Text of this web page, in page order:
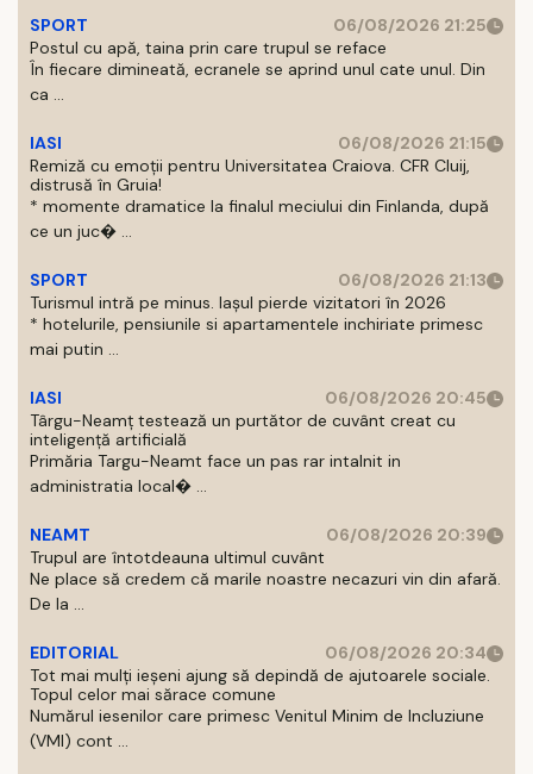
SPORT
06/08/2026 21:25
Postul cu apă, taina prin care trupul se reface
În fiecare dimineată, ecranele se aprind unul cate unul. Din
ca ...
IASI
06/08/2026 21:15
Remiză cu emoții pentru Universitatea Craiova. CFR Cluij,
distrusă în Gruia!
* momente dramatice la finalul meciului din Finlanda, după
ce un juc� ...
SPORT
06/08/2026 21:13
Turismul intră pe minus. Iașul pierde vizitatori în 2026
* hotelurile, pensiunile si apartamentele inchiriate primesc
mai putin ...
IASI
06/08/2026 20:45
Târgu-Neamț testează un purtător de cuvânt creat cu
inteligență artificială
Primăria Targu-Neamt face un pas rar intalnit in
administratia local� ...
NEAMT
06/08/2026 20:39
Trupul are întotdeauna ultimul cuvânt
Ne place să credem că marile noastre necazuri vin din afară.
De la ...
EDITORIAL
06/08/2026 20:34
Tot mai mulți ieșeni ajung să depindă de ajutoarele sociale.
Topul celor mai sărace comune
Numărul iesenilor care primesc Venitul Minim de Incluziune
(VMI) cont ...